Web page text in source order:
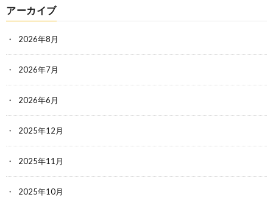
アーカイブ
2026年8月
2026年7月
2026年6月
2025年12月
2025年11月
2025年10月